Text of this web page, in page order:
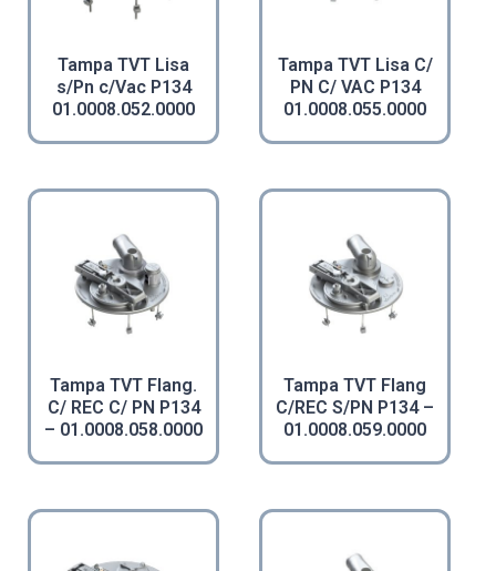
Tampa TVT Lisa
s/Pn c/Vac P134
01.0008.052.0000
Tampa TVT Lisa C/
PN C/ VAC P134
01.0008.055.0000
Tampa TVT Flang.
C/ REC C/ PN P134
– 01.0008.058.0000
Tampa TVT Flang
C/REC S/PN P134 –
01.0008.059.0000